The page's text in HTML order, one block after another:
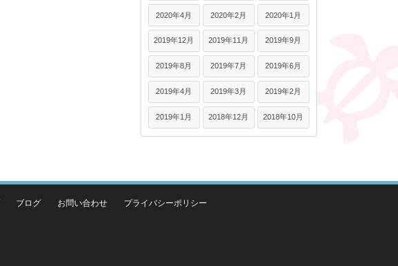
2020年4月 2020年2月 2020年1月
2019年12月 2019年11月 2019年9月
2019年8月 2019年7月 2019年6月
2019年4月 2019年3月 2019年2月
2019年1月 2018年12月 2018年10月
ブログ お問い合わせ プライバシーポリシー